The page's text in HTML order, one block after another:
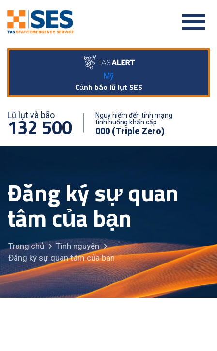
Mỹ
Cảnh báo lũ lụt SES
Lũ lụt và bão
132 500
Nguy hiểm đến tính mạng
tình huống khẩn cấp
000 (Triple Zero)
Đăng ký sự quan
tâm của bạn
Trang chủ
Tình nguyện
Đăng ký sự quan tâm của bạn